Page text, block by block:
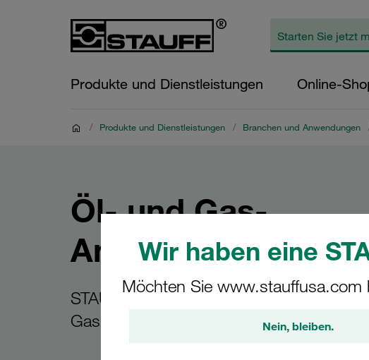
Wir haben eine
Möchten Sie
Nein, bleiben.
Produkte und Dienstleistungen Online-
/ Produkte und Dienstleistungen / Branchen und Anwendungen
Öl- und Gas-
Anwendungen
STAUFF Komponenten für die Öl- und
Gas-Industrie